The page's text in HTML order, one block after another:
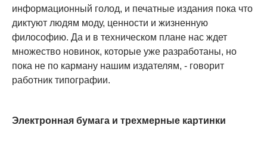
информационный голод, и печатные издания пока что
диктуют людям моду, ценности и жизненную
философию. Да и в техническом плане нас ждет
множество новинок, которые уже разработаны, но
пока не по карману нашим издателям, - говорит
работник типографии.
Электронная бумага и трехмерные картинки